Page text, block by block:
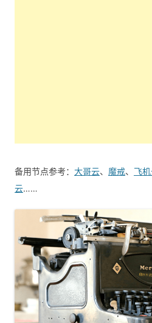
备用节点参考： 大哥云、 魔戒、 飞
云……